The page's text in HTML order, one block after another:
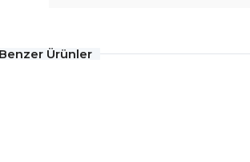
Benzer Ürünler